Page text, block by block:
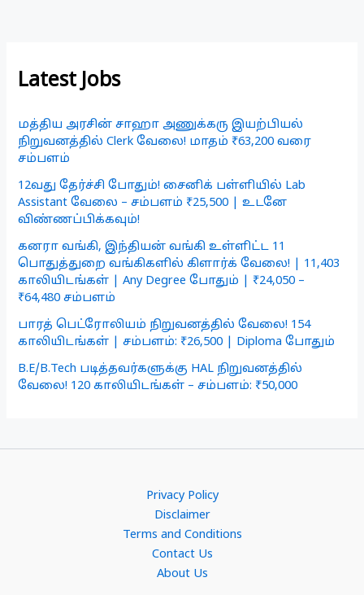
Latest Jobs
மத்திய அரசின் சாஹா அணுக்கரு இயற்பியல்
நிறுவனத்தில் Clerk வேலை! மாதம் ₹63,200 வரை
சம்பளம்
12வது தேர்ச்சி போதும்! சைனிக் பள்ளியில் Lab
Assistant வேலை – சம்பளம் ₹25,500 | உடனே
விண்ணப்பிக்கவும்!
கனரா வங்கி, இந்தியன் வங்கி உள்ளிட்ட 11
பொதுத்துறை வங்கிகளில் கிளார்க் வேலை! | 11,403
காலியிடங்கள் | Any Degree போதும் | ₹24,050 –
₹64,480 சம்பளம்
பாரத் பெட்ரோலியம் நிறுவனத்தில் வேலை! 154
காலியிடங்கள் | சம்பளம்: ₹26,500 | Diploma போதும்
B.E/B.Tech படித்தவர்களுக்கு HAL நிறுவனத்தில்
வேலை! 120 காலியிடங்கள் – சம்பளம்: ₹50,000
Privacy Policy
Disclaimer
Terms and Conditions
Contact Us
About Us